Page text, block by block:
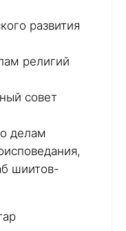
развития
религий
совет
делам
шиитов-